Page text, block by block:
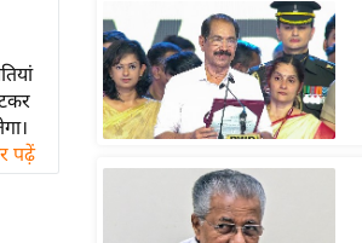
पढ़ें